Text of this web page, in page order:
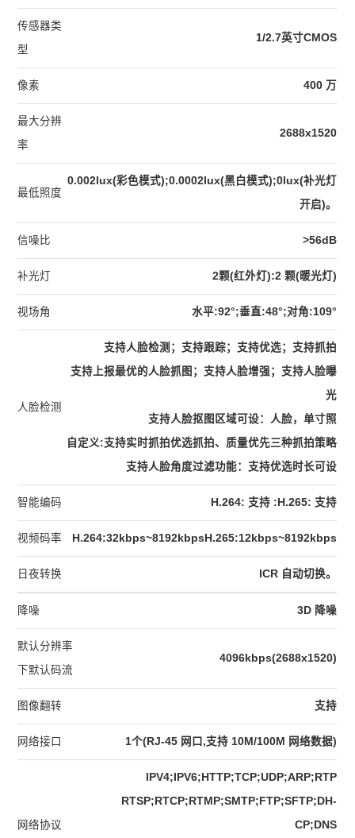
传感器类
型
1/2.7英寸CMOS
像素 400 万
最大分辨
率
2688x1520
最低照度
0.002lux(彩色模式);0.0002lux(黑白模式);0lux(补光灯
开启)。
信噪比 >56dB
补光灯 2颗(红外灯):2 颗(暖光灯)
视场角 水平:92°;垂直:48°;对角:109°
人脸检测
支持人脸检测；支持跟踪；支持优选；支持抓拍
支持上报最优的人脸抓图；支持人脸增强；支持人脸曝
光
支持人脸抠图区域可设：人脸，单寸照
自定义:支持实时抓拍优选抓拍、质量优先三种抓拍策略
支持人脸角度过滤功能：支持优选时长可设
智能编码 H.264: 支持 :H.265: 支持
视频码率 H.264:32kbps~8192kbpsH.265:12kbps~8192kbps
日夜转换 ICR 自动切换。
降噪 3D 降噪
默认分辨率
下默认码流
4096kbps(2688x1520)
图像翻转 支持
网络接口 1个(RJ-45 网口,支持 10M/100M 网络数据)
网络协议
IPV4;IPV6;HTTP;TCP;UDP;ARP;RTP
RTSP;RTCP;RTMP;SMTP;FTP;SFTP;DH-
CP;DNS